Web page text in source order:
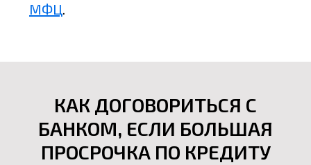
МФЦ.
КАК ДОГОВОРИТЬСЯ С
БАНКОМ, ЕСЛИ БОЛЬШАЯ
ПРОСРОЧКА ПО КРЕДИТУ